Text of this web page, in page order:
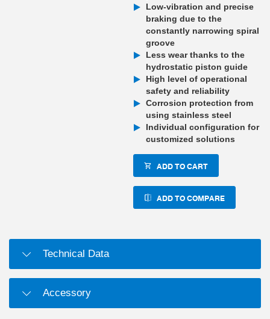
Low-vibration and precise
braking due to the
constantly narrowing spiral
groove
Less wear thanks to the
hydrostatic piston guide
High level of operational
safety and reliability
Corrosion protection from
using stainless steel
Individual configuration for
customized solutions
ADD TO CART
ADD TO COMPARE
Technical Data
Accessory